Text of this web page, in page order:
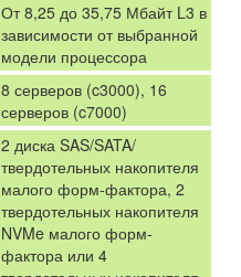
От 8,25 до 35,75 Мбайт L3 в
зависимости от выбранной
модели процессора
8 серверов (c3000), 16
серверов (c7000)
2 диска SAS/SATA/
твердотельных накопителя
малого форм-фактора, 2
твердотельных накопителя
NVMe малого форм-
фактора или 4